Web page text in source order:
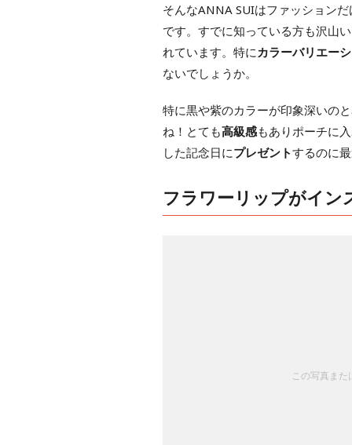
そんなANNA SUIはファッション
です。すでに知っている方も沢山
れています。特にカラーバリエー
ないでしょうか。
特に黒や紫のカラーが印象深いの
ね！とても高級感もありポーチに
した記念日にプレゼントするのに
フラワーリップがイン
この写真ま